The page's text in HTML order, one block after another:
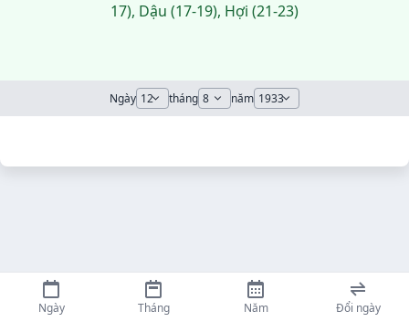
17), Dậu (17-19), Hợi (21-23)
Ngày tháng năm
Ngày Tháng Năm Đổi ngày